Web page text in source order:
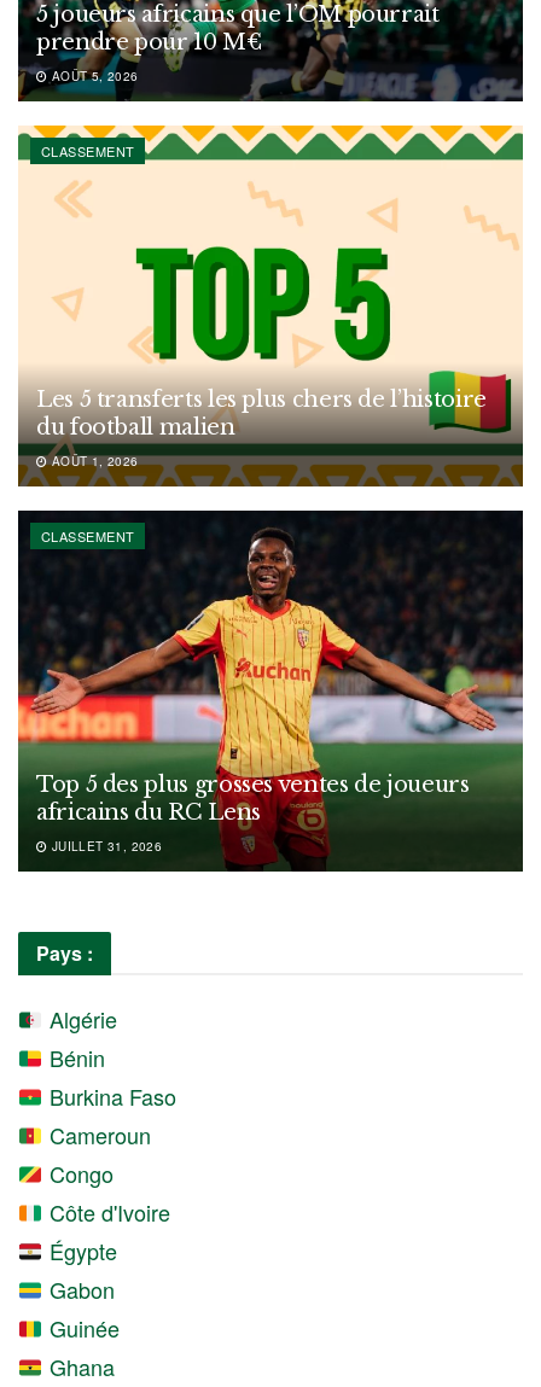
5 joueurs africains que l’OM pourrait
prendre pour 10 M€
AOÛT 5, 2026
CLASSEMENT
Les 5 transferts les plus chers de l’histoire
du football malien
AOÛT 1, 2026
CLASSEMENT
Top 5 des plus grosses ventes de joueurs
africains du RC Lens
JUILLET 31, 2026
Pays :
Algérie
Bénin
Burkina Faso
Cameroun
Congo
Côte d'Ivoire
Égypte
Gabon
Guinée
Ghana